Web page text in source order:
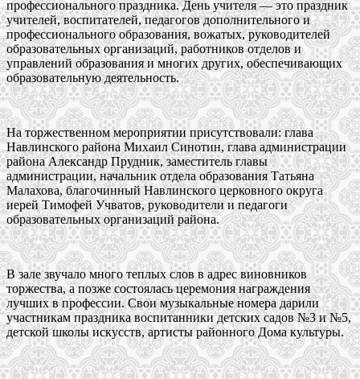
профессионального праздника. День учителя — это праздник
учителей, воспитателей, педагогов дополнительного и
профессионального образования, вожатых, руководителей
образовательных организаций, работников отделов и
управлений образования и многих других, обеспечивающих
образовательную деятельность.
На торжественном мероприятии присутствовали: глава
Навлинского района Михаил Синотин, глава администрации
района Александр Прудник, заместитель главы
администрации, начальник отдела образования Татьяна
Малахова, благочинный Навлинского церковного округа
иерей Тимофей Учватов, руководители и педагоги
образовательных организаций района.
В зале звучало много теплых слов в адрес виновников
торжества, а позже состоялась церемония награждения
лучших в профессии. Свои музыкальные номера дарили
участникам праздника воспитанники детских садов №3 и №5,
детской школы искусств, артисты районного Дома культуры.